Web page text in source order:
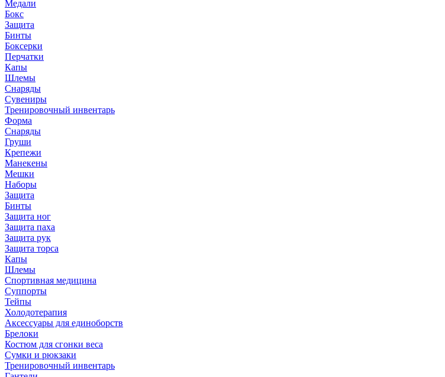
Медали
Бокс
Защита
Бинты
Боксерки
Перчатки
Капы
Шлемы
Снаряды
Сувениры
Тренировочный инвентарь
Форма
Снаряды
Груши
Крепежи
Манекены
Мешки
Наборы
Защита
Бинты
Защита ног
Защита паха
Защита рук
Защита торса
Капы
Шлемы
Спортивная медицина
Суппорты
Тейпы
Холодотерапия
Аксессуары для единоборств
Брелоки
Костюм для сгонки веса
Сумки и рюкзаки
Тренировочный инвентарь